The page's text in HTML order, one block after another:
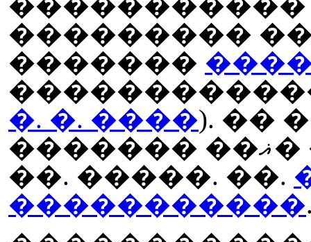
���������
�������
�. �. ����). ��
������� ��ޣ� � ��������� ��
��. �����. ��.
�����������